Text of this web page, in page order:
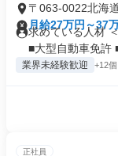
〒063-0022北海
月給27万円～37
求めている人材
■大型自動車免許
業界未経験歓迎 +12個
正社員